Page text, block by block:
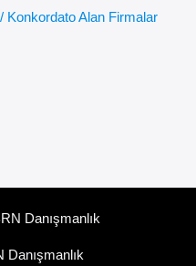
Konkordato Alan Firmalar
Danışmanlık
Danışmanlık